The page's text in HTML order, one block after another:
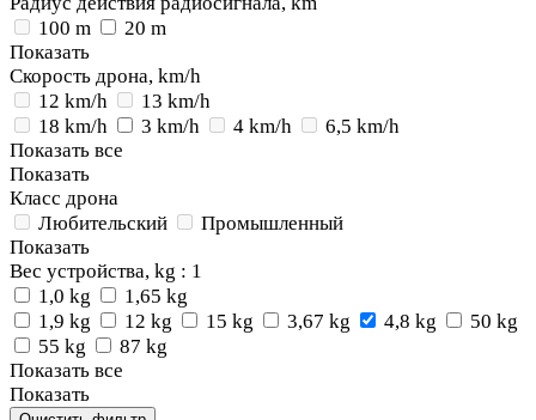
100 m
20 m
Показать
Скорость дрона, km/h
12 km/h
13 km/h
18 km/h
3 km/h 4 km/h
6,5 km/h
Показать все
Показать
Класс дрона
Любительский
Промышленный
Показать
Вес устройства, kg : 1
1,0 kg
1,65 kg
1,9 kg
12 kg 15 kg 3,67 kg 4,8 kg
50 kg
55 kg
87 kg
Показать все
Показать